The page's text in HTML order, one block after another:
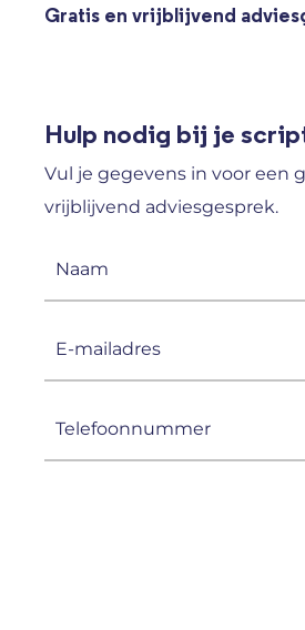
Gratis en vrijblijvend
Hulp nodig bij je
Vul je gegevens in voor een
vrijblijvend adviesgesprek.